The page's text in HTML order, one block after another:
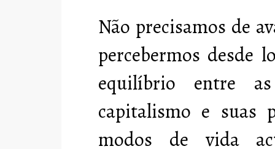
Não precisamos de
percebermos desde
equilíbrio entre
capitalismo e suas
modos de vida